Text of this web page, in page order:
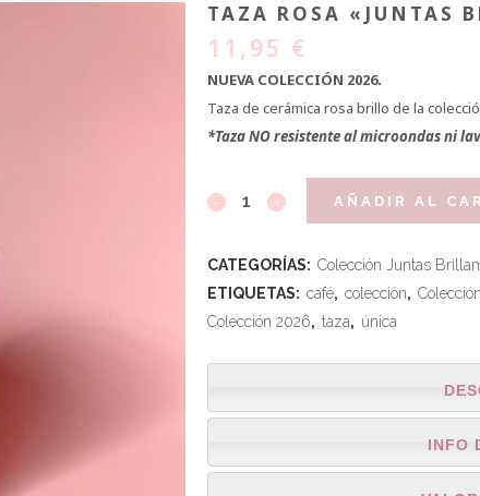
TAZA ROSA «JUNTAS
11,95 €
NUEVA COLECCIÓN 2026.
Taza de cerámica rosa brillo de la
*Taza NO resistente al microondas ni
AÑADIR AL
CATEGORÍAS: Colección Juntas
ETIQUETAS: café, colección,
Colección 2026, taza, única
INFO